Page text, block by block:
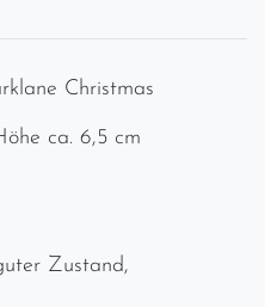
Christmas
ca. 6,5 cm
Zustand,